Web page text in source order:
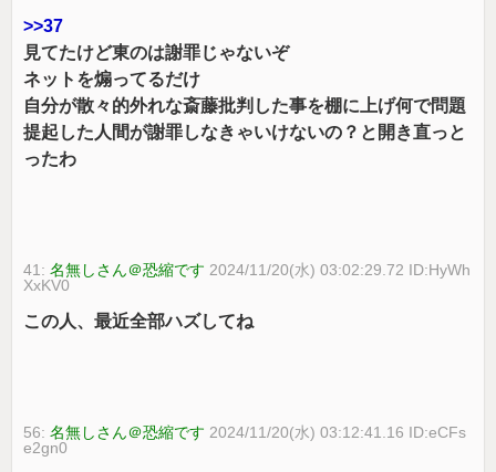
>>37
見てたけど東のは謝罪じゃないぞ
ネットを煽ってるだけ
自分が散々的外れな斎藤批判した事を棚に上げ何で問題
提起した人間が謝罪しなきゃいけないの？と開き直っと
ったわ
41:名無しさん＠恐縮です 2024/11/20(水) 03:02:29.72 ID:HyWh
XxKV0
この人、最近全部ハズしてね
56:名無しさん＠恐縮です 2024/11/20(水) 03:12:41.16 ID:eCFs
e2gn0